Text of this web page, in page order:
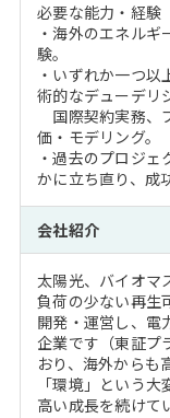
必要な能力・経験
・海外のエネル
験。
・いずれか一つ
術的なデューデリ
国際契約実務、
価・モデリング。
・過去のプロジ
かに立ち直り、成
会社紹介
太陽光、バイオマ
負荷の少ない再生
開発・運営し、電
企業です（東証プ
おり、海外からも
「環境」という
高い成長を続けて